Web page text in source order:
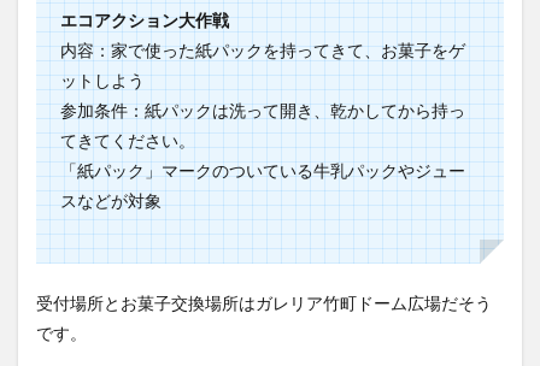
内容：家で使った紙パックを持ってきて、お菓子をゲ
ットしよう
参加条件：紙パックは洗って開き、乾かしてから持っ
てきてください。
「紙パック」マークのついている牛乳パックやジュー
スなどが対象
受付場所とお菓子交換場所はガレリア竹町ドーム広場だそう
です。
衆議院選挙
複合公共施設
話題
豊後大野 豊後大野市
豊後高田市
買い物
農業文化公園
鉄道ジオラマ
閉店 閉院 開店
開店閉店
開店閉店まとめ
開院 韓国
韓国料理
音楽
飛行機 飲み物 高崎山 鰻